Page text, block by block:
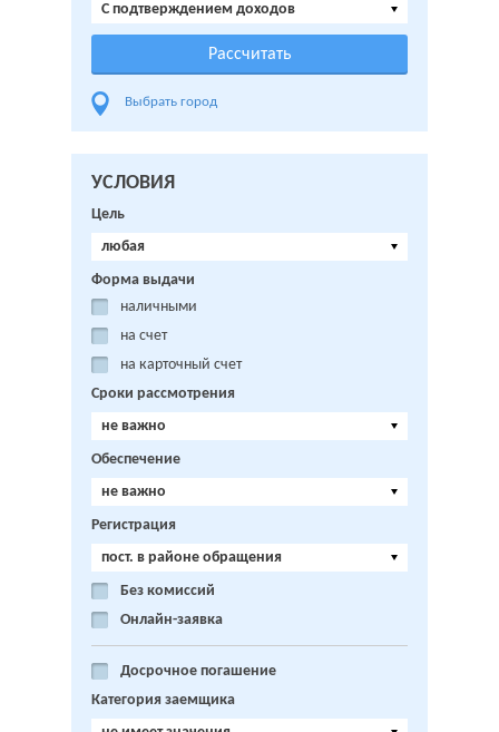
C подтверждением доходов
Выбрать город
УСЛОВИЯ
Цель
любая
Форма выдачи
наличными
на счет
на карточный счет
Сроки рассмотрения
не важно
Обеспечение
не важно
Регистрация
пост. в районе обращения
Без комиссий
Онлайн-заявка
Досрочное погашение
Категория заемщика